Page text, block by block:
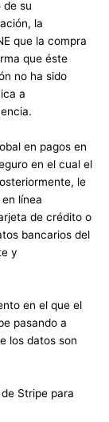
de su
la
que la compra
que éste
no ha sido
a
en pagos en
en el cual el
le
línea
de crédito o
bancarios del
y
en el que el
pasando a
los datos son
Stripe para